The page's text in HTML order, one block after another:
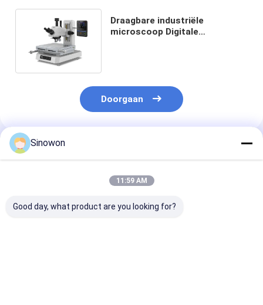
Draagbare industriële
microscoop Digitale
Doorgaan
Geadviseerde Producten
Sinowon
11:59 AM
Good day, what product are you looking for?